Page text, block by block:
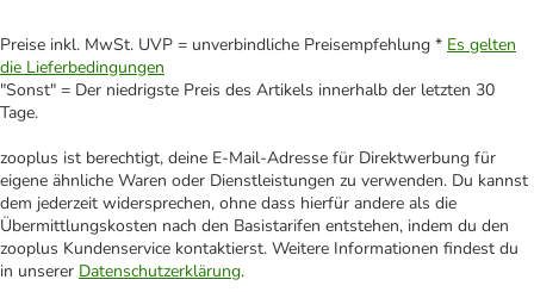
Preise inkl. MwSt. UVP = unverbindliche Preisempfehlung * Es gelten
die Lieferbedingungen
"Sonst" = Der niedrigste Preis des Artikels innerhalb der letzten 30
Tage.
zooplus ist berechtigt, deine E-Mail-Adresse für Direktwerbung für
eigene ähnliche Waren oder Dienstleistungen zu verwenden. Du kannst
dem jederzeit widersprechen, ohne dass hierfür andere als die
Übermittlungskosten nach den Basistarifen entstehen, indem du den
zooplus Kundenservice kontaktierst. Weitere Informationen findest du
in unserer Datenschutzerklärung.